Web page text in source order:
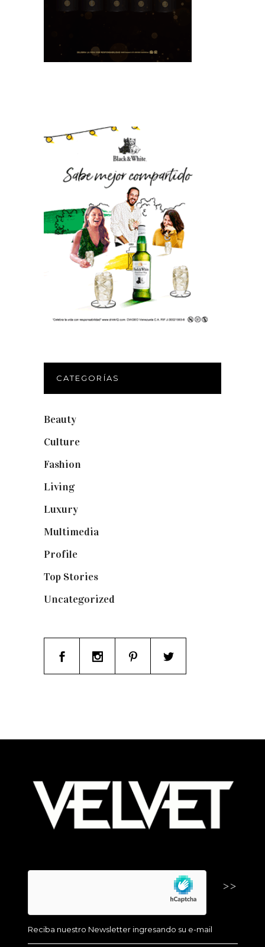
CATEGORÍAS
Beauty
Culture
Fashion
Living(337)
Luxury
Multimedia
Profile
Top Stories
Uncategorized